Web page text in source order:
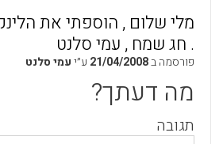
מלי שלום , הוספתי את
. חג שמח , עמי סלנט
פורסמה ב21/04/2008 ע״יעמי סלנט
מה דעתך?
תגובה